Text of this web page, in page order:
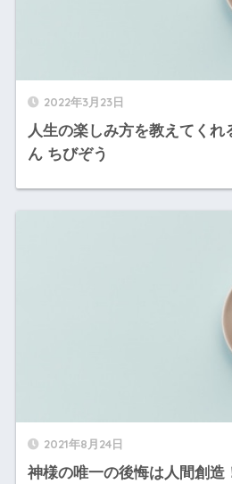
2022年3月23日
人生の楽しみ方を教えてくれ
ん ちびぞう
2021年8月24日
神様の唯一の後悔は人間創造